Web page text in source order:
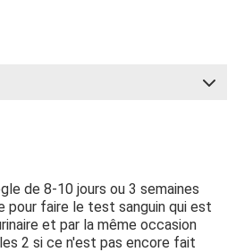
de 8-10 jours ou 3 semaines
pour faire le test sanguin qui est
et par la même occasion
2 si ce n'est pas encore fait